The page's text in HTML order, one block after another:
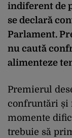
indiferent de
se declară
Parlament.
nu caută
alimenteze
Premierul
confruntări și
momente
trebuie să